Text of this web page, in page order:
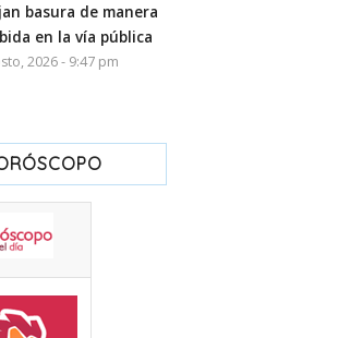
basura de manera
en la vía pública
2026 - 9:47 pm